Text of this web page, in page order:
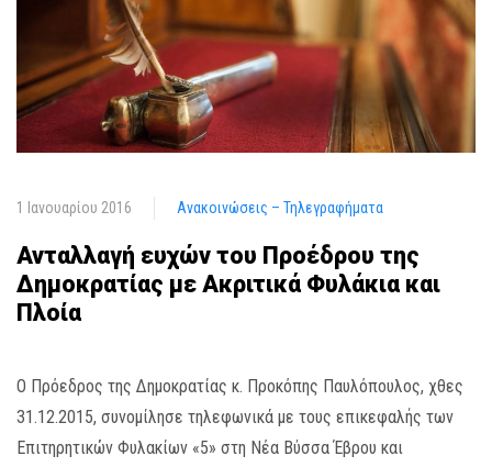
1 Ιανουαρίου 2016 Ανακοινώσεις – Τηλεγραφήματα
Ανταλλαγή ευχών του Προέδρου της
Δημοκρατίας με Ακριτικά Φυλάκια και
Πλοία
Ο Πρόεδρος της Δημοκρατίας κ. Προκόπης Παυλόπουλος, χθες
31.12.2015, συνομίλησε τηλεφωνικά με τους επικεφαλής των
Επιτηρητικών Φυλακίων «5» στη Νέα Βύσσα Έβρου και